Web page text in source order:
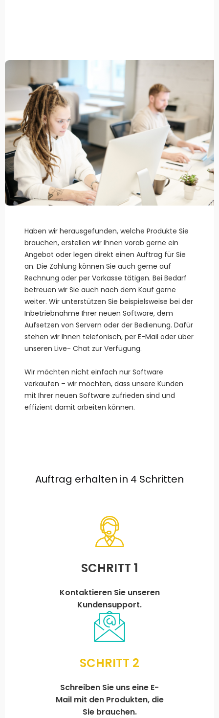
Haben wir herausgefunden, welche Produkte Sie
brauchen, erstellen wir Ihnen vorab gerne ein
Angebot oder legen direkt einen Auftrag für Sie
an. Die Zahlung können Sie auch gerne auf
Rechnung oder per Vorkasse tätigen. Bei Bedarf
betreuen wir Sie auch nach dem Kauf gerne
weiter. Wir unterstützen Sie beispielsweise bei der
Inbetriebnahme Ihrer neuen Software, dem
Aufsetzen von Servern oder der Bedienung. Dafür
stehen wir Ihnen telefonisch, per E-Mail oder über
unseren Live- Chat zur Verfügung.
Wir möchten nicht einfach nur Software
verkaufen – wir möchten, dass unsere Kunden
mit Ihrer neuen Software zufrieden sind und
effizient damit arbeiten können.
Auftrag erhalten in 4 Schritten
SCHRITT 1
Kontaktieren Sie unseren
Kundensupport.
SCHRITT 2
Schreiben Sie uns eine E-
Mail mit den Produkten, die
Sie brauchen.